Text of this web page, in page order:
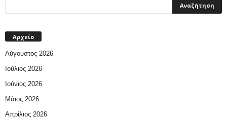
Αρχείο
Αύγουστος 2026
Ιούλιος 2026
Ιούνιος 2026
Μάιος 2026
Απρίλιος 2026